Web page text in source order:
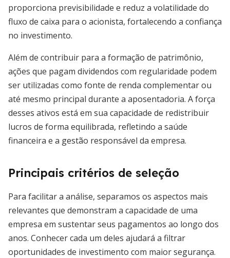
proporciona previsibilidade e reduz a volatilidade do
fluxo de caixa para o acionista, fortalecendo a confiança
no investimento.
Além de contribuir para a formação de patrimônio,
ações que pagam dividendos com regularidade podem
ser utilizadas como fonte de renda complementar ou
até mesmo principal durante a aposentadoria. A força
desses ativos está em sua capacidade de redistribuir
lucros de forma equilibrada, refletindo a saúde
financeira e a gestão responsável da empresa.
Principais critérios de seleção
Para facilitar a análise, separamos os aspectos mais
relevantes que demonstram a capacidade de uma
empresa em sustentar seus pagamentos ao longo dos
anos. Conhecer cada um deles ajudará a filtrar
oportunidades de investimento com maior segurança.